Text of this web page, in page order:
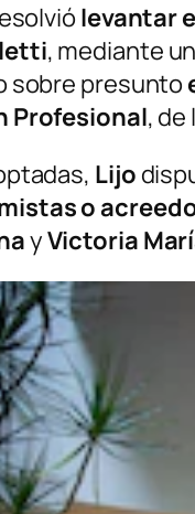
levantar
, mediante
sobre presunto
Profesional,
Lijo
o
yVictoria